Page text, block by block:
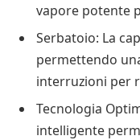
vapore potente
Serbatoio: La
permettendo
interruzioni per
Tecnologia
intelligente